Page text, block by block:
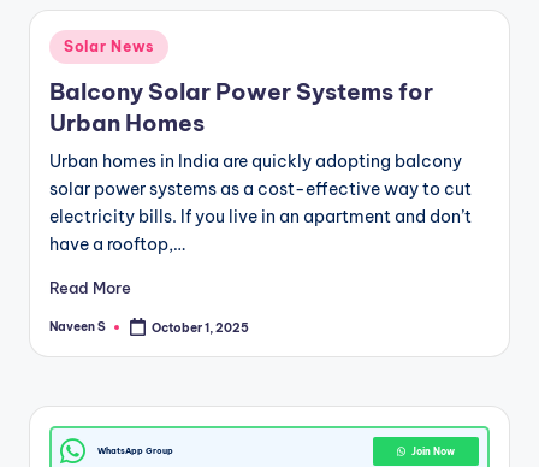
y
a
n.
c
o
m
Posted
in
Solar News
Balcony Solar Power Systems for
Urban Homes
Urban homes in India are quickly adopting balcony
solar power systems as a cost-effective way to cut
electricity bills. If you live in an apartment and don’t
have a rooftop,…
Read More
Posted
Naveen S October 1, 2025
WhatsApp Group Join Now